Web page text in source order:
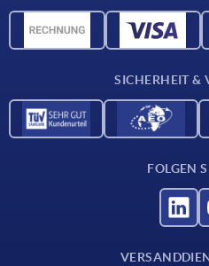
CAD-Daten
SICHERHEIT &
FOLGEN